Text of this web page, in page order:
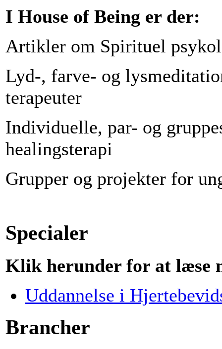
I House of Being er der:
Artikler om Spirituel
Lyd-, farve- og
terapeuter
Individuelle, par- og
healingsterapi
Grupper og projekter for
Specialer
Klik herunder for at læse
Uddannelse i
Brancher